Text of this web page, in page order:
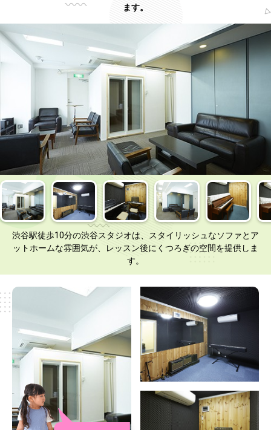
ます。
渋谷駅徒歩10分の渋谷スタジオは、スタイリッシュなソファとア
ットホームな雰囲気が、レッスン後にくつろぎの空間を提供しま
す。